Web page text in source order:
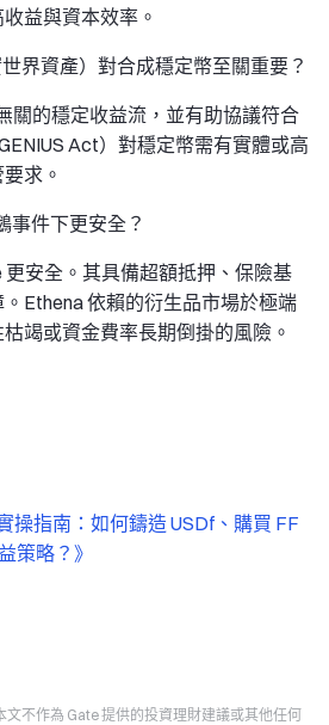
益與資本效率。
界資產）對合成穩定幣至關重要？
關的穩定收益流，並有助協議符合
Act）對穩定幣需有實體或高
求。
事件下更安全？
更安全。其具備超額抵押、保險基
Ethena 依賴的衍生品市場於極端
竭或資金費率長期倒掛的風險。
操指南：如何鑄造 USDf、購買 FF
策略？》
文不作為 Gate 提供的投資理財建議或其他任何